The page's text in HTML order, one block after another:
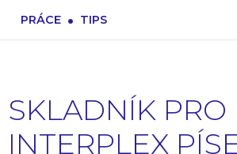
PRÁCE . TIPS
SKLADNÍK PRO
INTERPLEX